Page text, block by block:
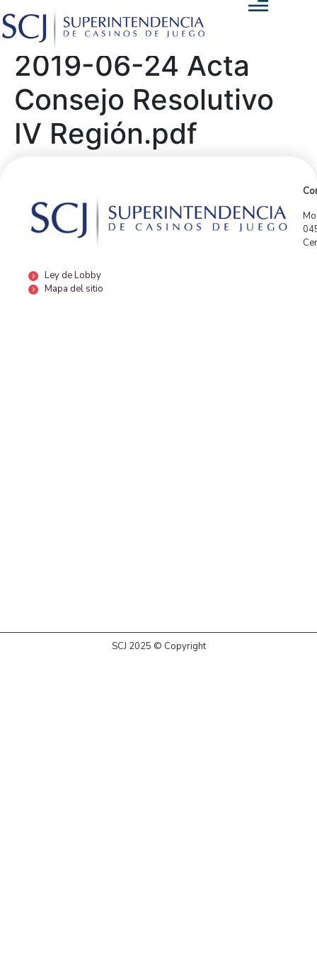
2019-06-24 Acta
Consejo Resolutivo
IV Región.pdf
Ley de Lobby
Mapa del sitio
SCJ 2025 © Copyright